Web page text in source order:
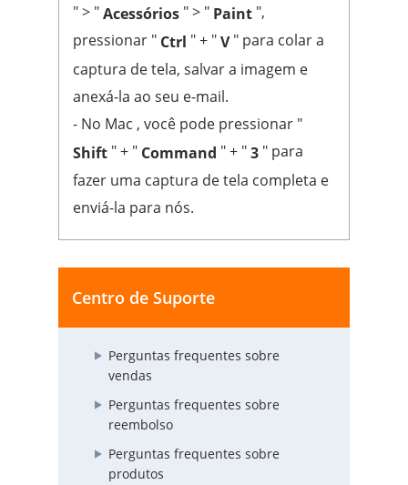
" > "Acessórios " > " Paint ",
pressionar " Ctrl " + "V" para colar a
captura de tela, salvar a imagem e
anexá-la ao seu e-mail.
- No Mac , você pode pressionar "
Shift " + " Command " + "3 " para
fazer uma captura de tela completa e
enviá-la para nós.
Centro de Suporte
Perguntas frequentes sobre
vendas
Perguntas frequentes sobre
reembolso
Perguntas frequentes sobre
produtos